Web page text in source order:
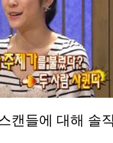
캔들에 대해 솔